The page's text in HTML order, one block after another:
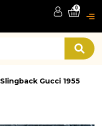
0
Slingback Gucci 1955